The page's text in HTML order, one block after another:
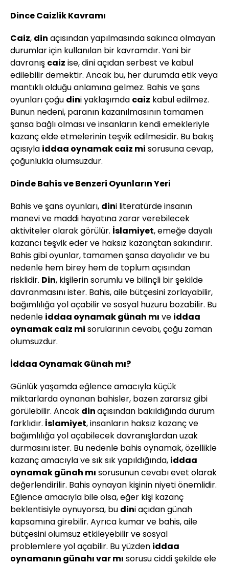
Dince Caizlik Kavramı
Caiz, din açısından yapılmasında sakınca olmayan
durumlar için kullanılan bir kavramdır. Yani bir
davranış caiz ise, dini açıdan serbest ve kabul
edilebilir demektir. Ancak bu, her durumda etik veya
mantıklı olduğu anlamına gelmez. Bahis ve şans
oyunları çoğu dini yaklaşımda caiz kabul edilmez.
Bunun nedeni, paranın kazanılmasının tamamen
şansa bağlı olması ve insanların kendi emekleriyle
kazanç elde etmelerinin teşvik edilmesidir. Bu bakış
açısıyla iddaa oynamak caiz mi sorusuna cevap,
çoğunlukla olumsuzdur.
Dinde Bahis ve Benzeri Oyunların Yeri
Bahis ve şans oyunları, dini literatürde insanın
manevi ve maddi hayatına zarar verebilecek
aktiviteler olarak görülür. İslamiyet, emeğe dayalı
kazancı teşvik eder ve haksız kazançtan sakındırır.
Bahis gibi oyunlar, tamamen şansa dayalıdır ve bu
nedenle hem birey hem de toplum açısından
risklidir. Din, kişilerin sorumlu ve bilinçli bir şekilde
davranmasını ister. Bahis, aile bütçesini zorlayabilir,
bağımlılığa yol açabilir ve sosyal huzuru bozabilir. Bu
nedenle iddaa oynamak günah mı ve iddaa
oynamak caiz mi sorularının cevabı, çoğu zaman
olumsuzdur.
İddaa Oynamak Günah mı?
Günlük yaşamda eğlence amacıyla küçük
miktarlarda oynanan bahisler, bazen zararsız gibi
görülebilir. Ancak dinaçısından bakıldığında durum
farklıdır. İslamiyet, insanların haksız kazanç ve
bağımlılığa yol açabilecek davranışlardan uzak
durmasını ister. Bu nedenle bahis oynamak, özellikle
kazanç amacıyla ve sık sık yapıldığında, iddaa
oynamak günah mı sorusunun cevabı evet olarak
değerlendirilir. Bahis oynayan kişinin niyeti önemlidir.
Eğlence amacıyla bile olsa, eğer kişi kazanç
beklentisiyle oynuyorsa, bu dini açıdan günah
kapsamına girebilir. Ayrıca kumar ve bahis, aile
bütçesini olumsuz etkileyebilir ve sosyal
problemlere yol açabilir. Bu yüzden iddaa
oynamanın günahı var mı sorusu ciddi şekilde ele